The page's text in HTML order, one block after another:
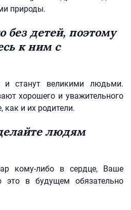
природы.
без детей, поэтому
к ним с
станут великими людьми.
хорошего и уважительного
и их родители.
людям
кому-либо в сердце, Ваше
это в будущем обязательно